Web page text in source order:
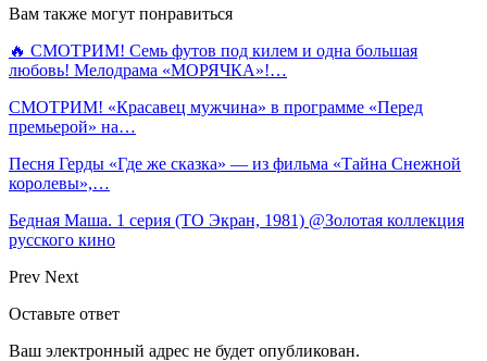
Вам также могут понравиться
🔥 СМОТРИМ! Семь футов под килем и одна большая
любовь! Мелодрама «МОРЯЧКА»!…
СМОТРИМ! «Красавец мужчина» в программе «Перед
премьерой» на…
Песня Герды «Где же сказка» — из фильма «Тайна Снежной
королевы»,…
Бедная Маша. 1 серия (ТО Экран, 1981) @Золотая коллекция
русского кино
Prev Next
Оставьте ответ
Ваш электронный адрес не будет опубликован.